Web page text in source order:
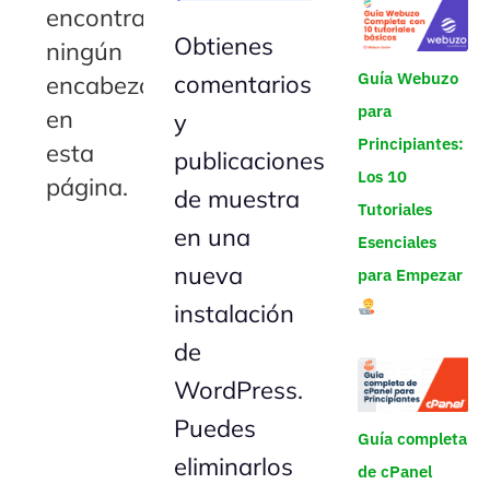
encontrado
ningún
encabezado
en
esta
página.
Obtienes
comentarios
y
publicaciones
de muestra
en una
nueva
instalación
de
WordPress.
Puedes
eliminarlos
Guía Webuzo
para
Principiantes:
Los 10
Tutoriales
Esenciales
para Empezar
Guía completa
de cPanel